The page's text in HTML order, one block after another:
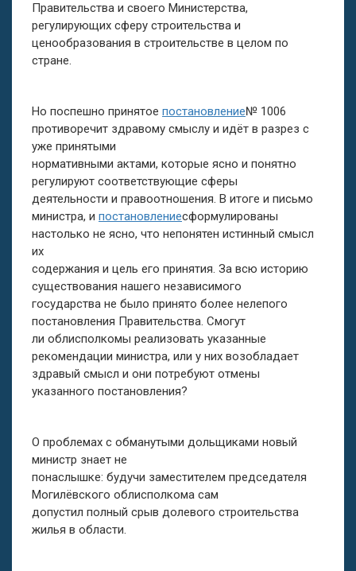
Правительства и своего Министерства,
регулирующих сферу строительства и
ценообразования в строительстве в целом по
стране.
Но поспешно принятое постановление№ 1006
противоречит здравому смыслу и идёт в разрез с
уже принятыми
нормативными актами, которые ясно и понятно
регулируют соответствующие сферы
деятельности и правоотношения. В итоге и письмо
министра, и постановлениесформулированы
настолько не ясно, что непонятен истинный смысл
их
содержания и цель его принятия. За всю историю
существования нашего независимого
государства не было принято более нелепого
постановления Правительства. Смогут
ли облисполкомы реализовать указанные
рекомендации министра, или у них возобладает
здравый смысл и они потребуют отмены
указанного постановления?
О проблемах с обманутыми дольщиками новый
министр знает не
понаслышке: будучи заместителем председателя
Могилёвского облисполкома сам
допустил полный срыв долевого строительства
жилья в области.